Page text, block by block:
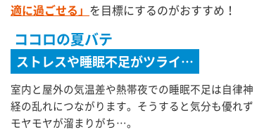
適に過ごせる」 を目標にするのがおすすめ！
ココロの夏バテ
ストレスや睡眠不足がツライ…
室内と屋外の気温差や熱帯夜での睡眠不足は自律神
経の乱れにつながります。そうすると気分も優れず
モヤモヤが溜まりがち…。